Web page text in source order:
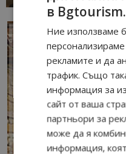
в
Ние използваме
рекламите и да
трафик. Също
информация за
сайт от ваша
партньори за
може да я
информация,